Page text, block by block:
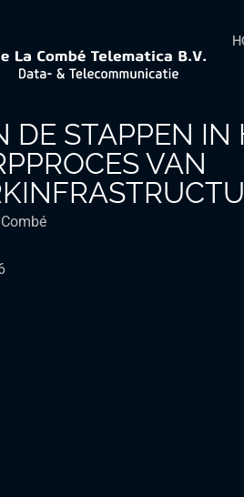
DE STAPPEN IN
VAN